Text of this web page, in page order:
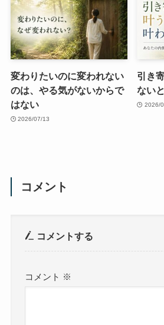
変わりたいのに変われない
のは、やる気がないからで
はない
2026/07/13
引き
ない
2026/
コメント
コメントする
コメント ※